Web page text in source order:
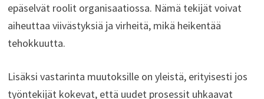
epäselvät roolit organisaatiossa. Nämä tekijät voivat
aiheuttaa viivästyksiä ja virheitä, mikä heikentää
tehokkuutta.
Lisäksi vastarinta muutoksille on yleistä, erityisesti jos
työntekijät kokevat, että uudet prosessit uhkaavat